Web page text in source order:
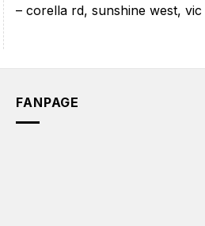
– corella rd, sunshine west,
FANPAGE